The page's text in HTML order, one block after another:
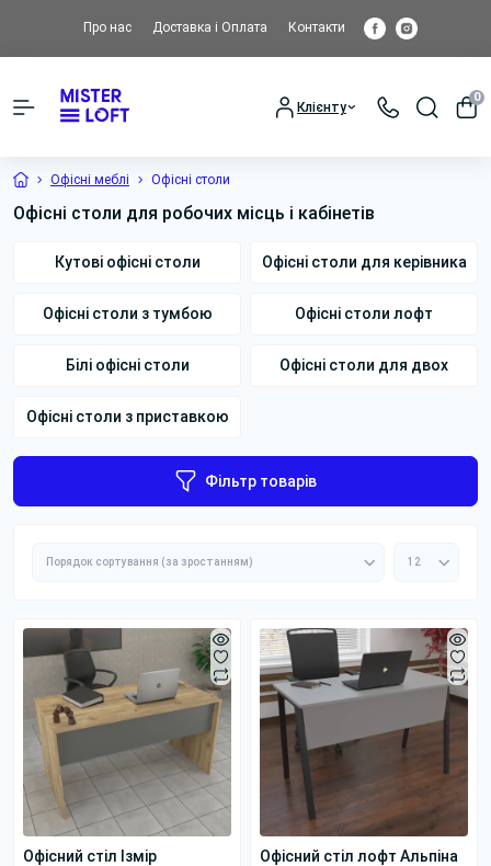
Про нас Доставка і Оплата Контакти
Клієнту
0
Офісні меблі Офісні столи
Офісні столи для робочих місць і кабінетів
Кутові офісні столи Офісні столи для керівника
Офісні столи з тумбою Офісні столи лофт
Білі офісні столи Офісні столи для двох
Офісні столи з приставкою
Фільтр товарів
Офісний стіл Ізмір
Офісний стіл лофт Альпіна